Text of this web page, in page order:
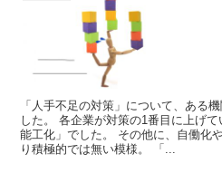
「人手不足の対策」について、ある
した。 各企業が対策の1番目に上げ
能工化」でした。 その他に、自働化
り積極的では無い模様。 「...